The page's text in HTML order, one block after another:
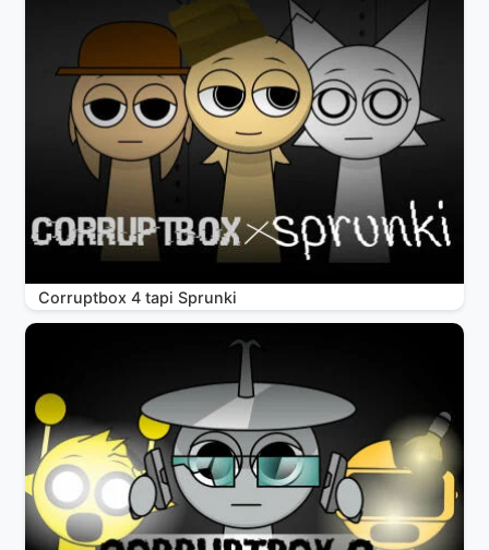
Corruptbox 4 tapi Sprunki